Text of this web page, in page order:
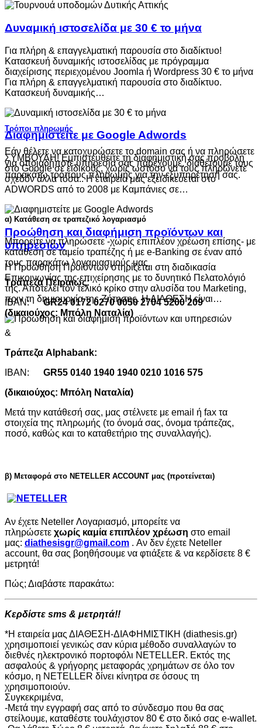
Δυναμική ιστοσελίδα με 30 € το μήνα
Για πλήρη & επαγγελματική παρουσία στο διαδίκτυο!
Κατασκευή δυναμικής ιστοσελίδας με πρόγραμμα
διαχείρισης περιεχομένου Joomla ή Wordpress 30 € το μήνα
Για πλήρη & επαγγελματική παρουσία στο διαδίκτυο.
Κατασκευή δυναμικής…
Διαφημιστείτε με Google Adwords
ΣΥΜΒΟΥΛΗ! Εμπιστευθείτε τη διαφημιστική σας προβολή
στο Google σε ειδικούς, χωρίς ωστόσο να τους πληρώνετε
σχεδόν άλλα τόσα.. Η εταιρεία μας εξειδικεύεται στο
ADWORDS από το 2008 με Καμπάνιες σε…
Προώθηση και διαφήμιση προϊόντων και
υπηρεσιών
Η Προώθηση Προϊόντων στηρίζεται στη διαδικασία
Επικοινωνίας της επιχείρησης με το δυνητικό Πελατολόγιό
της. Αποτελεί τον τελικό κρίκο στην αλυσίδα του Marketing,
πριν τη δημιουργία της Ζήτησης. Η ΔΙΑΘΕΣΗ είναι…
Τρόποι πληρωμής
Εάν θέλετε να κατοχυρώσετε το domain σας ή να πληρώσετε
για οποιαδήποτε υπηρεσία σας παρέχουμε, διαθέτουμε τους
παρακάτω τρόπους πληρωμής για την εξυπηρέτησή σας.
α) Κατάθεση σε τραπεζικό λογαριασμό
Μπορείτε να πληρώσετε -χωρίς επιπλέον χρέωση επίσης- με
κατάθεση σε ταμείο τραπέζης ή με e-Banking σε έναν από
τους παρακάτω λογαριασμούς μας
Τράπεζα Πειραιώς:
ΙΒΑΝ:GR24 0172 0270 0050 2704 5200 209
(δικαιούχος: Μπόλη Ναταλία)
&
Τράπεζα Alphabank:
ΙΒΑΝ: GR55 0140 1940 1940 0210 1016 575
(δικαιούχος: Μπόλη Ναταλία)
Μετά την κατάθεσή σας, μας στέλνετε με email ή fax τα
στοιχεία της πληρωμής (το όνομά σας, όνομα τράπεζας,
ποσό, καθώς και το καταθετήριο της συναλλαγής).
β) Μεταφορά στο NETELLER ACCOUNT μας (προτείνεται)
Αν έχετε Neteller Λογαριασμό, μπορείτε να
πληρώσετε χωρίς καμία επιπλέον χρέωση στο email
μας: diathesisgr@gmail.com . Αν δεν έχετε Neteller
account, θα σας βοηθήσουμε να φτιάξετε & να κερδίσετε 8 €
μετρητά!
Πώς; Διαβάστε παρακάτω:
Κερδίστε sms & μετρητά!!
*Η εταιρεία μας ΔΙΑΘΕΣΗ-ΔΙΑΦΗΜΙΣΤΙΚΗ (diathesis.gr)
χρησιμοποιεί γενικώς σαν κύρια μέθοδο συναλλαγών το
διεθνές ηλεκτρονικό πορτοφόλι NETELLER. Εκτός της
ασφαλούς & γρήγορης μεταφοράς χρημάτων σε όλο τον
κόσμο, η NETELLER δίνει κίνητρα σε όσους τη
χρησιμοποιούν.
Συγκεκριμένα,
-Μετά την εγγραφή σας από το σύνδεσμο που θα σας
στείλουμε, καταθέστε τουλάχιστον 80 € στο δικό σας e-wallet.